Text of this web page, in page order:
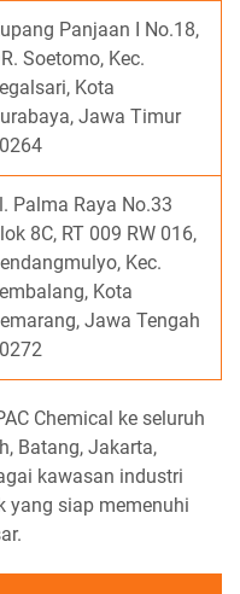
Panjaan I No.18,
Soetomo, Kec.
Kota
Jawa Timur
Palma Raya No.33
8C, RT 009 RW 016,
Kec.
Kota
Jawa Tengah
Chemical ke seluruh
Batang, Jakarta,
kawasan industri
yang siap memenuhi